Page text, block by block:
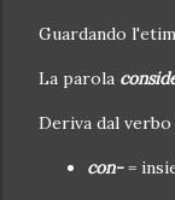
Guardando
La parola
Deriva dal verbo
con-=